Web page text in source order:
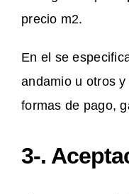
precio m2.
En el se
andamio u otros
formas de pago,
3-.